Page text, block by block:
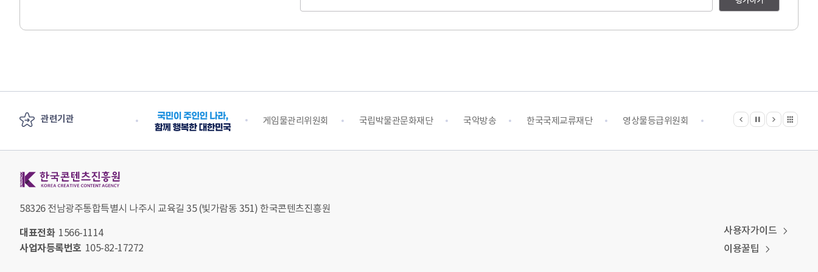
관련기관
전부 수출 플러스 지원단 게임물관리위원회 국립박물관문화재단 국악방송 한국국제교류재단 영상물등급위원회 영화진흥위원회
이전
정지
다음 관련기관 전체보기
58326 전남광주통합특별시 나주시 교육길 35 (빛가람동 351) 한국콘텐츠진흥원
대표전화 1566-1114
사업자등록번호 105-82-17272
사용자가이드
이용꿀팁